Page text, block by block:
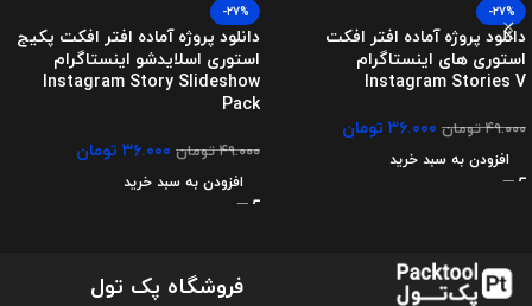
-27%
دانلود پروژه آماده افتر افکت
استوری های اینستاگرام
Instagram Stories V
۴۹.۰۰۰تومان ۳۶.۰۰۰ تومان
افزودن به سبد خرید
-27%
دانلود پروژه آماده افتر افکت پکیج
استوری اسلایدشو اینستاگرام
Instagram Story Slideshow
Pack
۴۹.۰۰۰تومان ۳۶.۰۰۰ تومان
افزودن به سبد خرید
فروشگاه پک تول